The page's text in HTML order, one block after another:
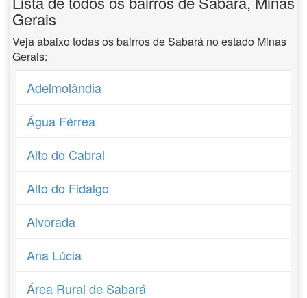
Gerais
Veja abaixo todas os bairros de Sabará no estado Minas
Gerais:
Adelmolândia
Água Férrea
Alto do Cabral
Alto do Fidalgo
Alvorada
Ana Lúcia
Área Rural de Sabará